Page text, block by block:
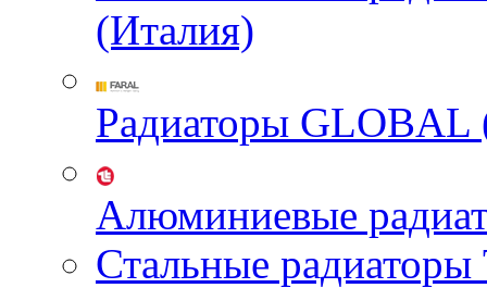
(Италия)
Радиаторы GLOBAL
Алюминиевые
Стальные